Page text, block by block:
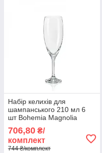
Набір келихів для
шампанського 210 мл 6
шт Bohemia Magnolia
b40934/210
706,80 ₴/
комплект
744 ₴/комплект